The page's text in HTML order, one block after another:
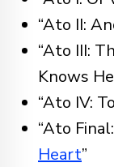
“Ato II:
“Ato III:
Knows
“Ato IV:
“Ato
Heart”